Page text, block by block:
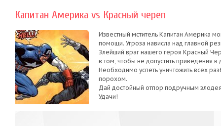
Капитан Америка vs Красный череп
Известный мститель Капитан Америка
помощи. Угроза нависла над главной
Злейший враг нашего героя Красный
в том, чтобы не допустить приведения
Необходимо успеть уничтожить всех
порохом.
Дай достойный отпор подручным
Удачи!